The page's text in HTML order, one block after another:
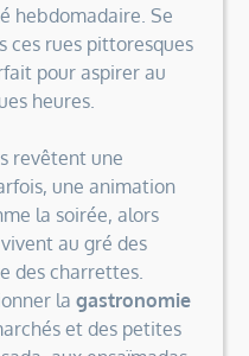
hebdomadaire. Se
ces rues pittoresques
pour aspirer au
heures.
revêtent une
une animation
la soirée, alors
au gré des
des charrettes.
la gastronomie
et des petites